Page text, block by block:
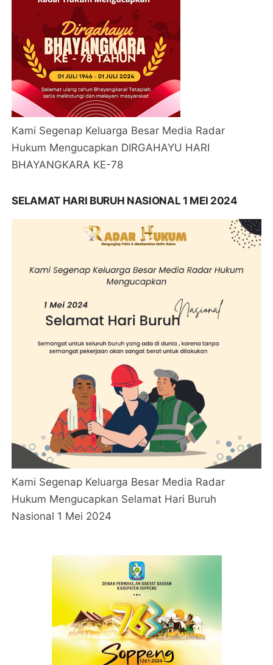
Kami Segenap Keluarga Besar Media Radar
Hukum Mengucapkan DIRGAHAYU HARI
BHAYANGKARA KE-78
SELAMAT HARI BURUH NASIONAL 1 MEI 2024
Kami Segenap Keluarga Besar Media Radar
Hukum Mengucapkan Selamat Hari Buruh
Nasional 1 Mei 2024